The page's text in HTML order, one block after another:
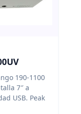
190-1100
7″ a
USB. Peak